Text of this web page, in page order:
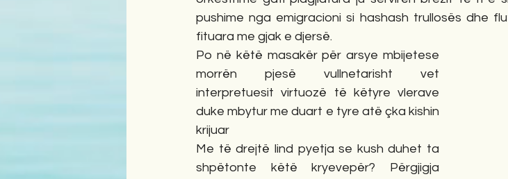
pushime nga emigracioni si hashash trullosës dhe
fituara me gjak e djersë.
Po në këtë masakër për arsye mbijetese
morrën pjesë vullnetarisht vet
interpretuesit virtuozë të këtyre vlerave
duke mbytur me duart e tyre atë çka kishin
krijuar
Me të drejtë lind pyetja se kush duhet ta
shpëtonte këtë kryevepër? Përgjigja